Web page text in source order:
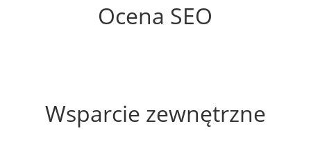
Ocena SEO
Wsparcie zewnętrzne